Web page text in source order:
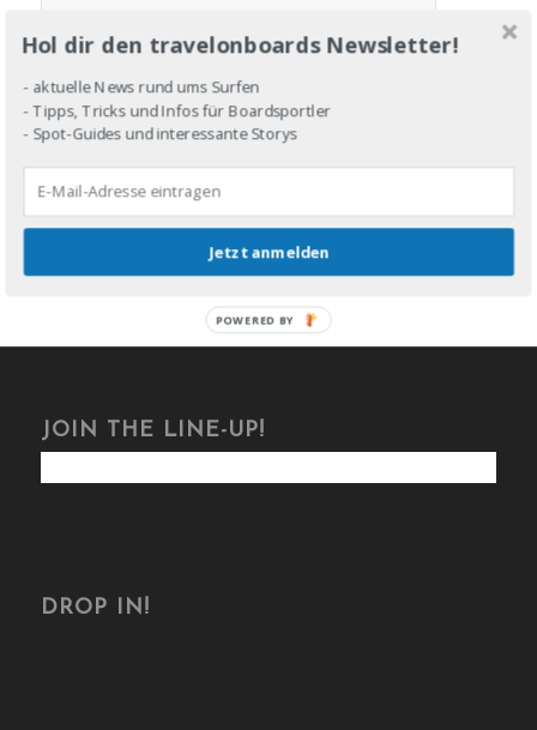
JOIN THE LINE-UP!
DROP IN!
Hol dir den travelonboards Newsletter!
- aktuelle News rund ums Surfen
- Tipps, Tricks und Infos für Boardsportler
- Spot-Guides und interessante Storys
Jetzt anmelden
POWERED BY